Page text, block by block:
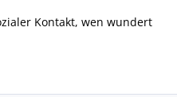
Kontakt, wen wundert